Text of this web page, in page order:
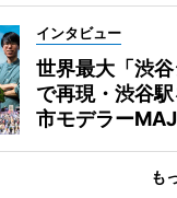
インタビュー
世界最大「渋
で再現・渋谷
市モデラー
も